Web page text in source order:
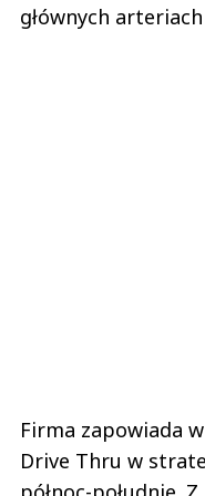
głównych
Firma zapowiada
Drive Thru w